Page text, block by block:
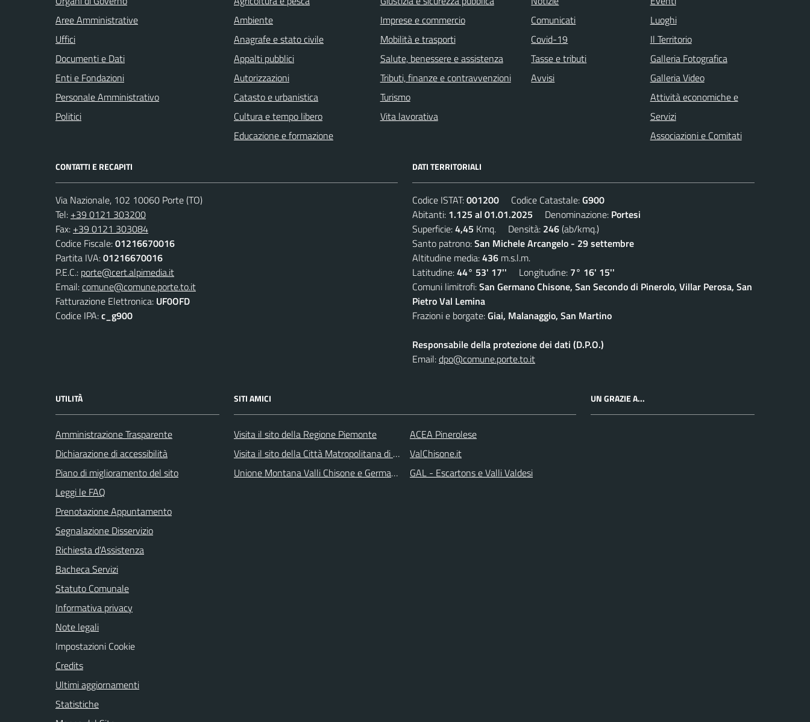
Aree Amministrative
Uffici
Documenti e Dati
Enti e Fondazioni
Personale Amministrativo
Politici
Ambiente
Anagrafe e stato civile
Appalti pubblici
Autorizzazioni
Catasto e urbanistica
Cultura e tempo libero
Educazione e formazione
Imprese e commercio
Mobilità e trasporti
Salute, benessere e assistenza
Tributi, finanze e contravvenzioni
Turismo
Vita lavorativa
Comunicati
Covid-19
Tasse e tributi
Avvisi
Luoghi
Il Territorio
Galleria Fotografica
Galleria Video
Attività economiche e
Servizi
Associazioni e Comitati
CONTATTI E RECAPITI
Via Nazionale, 102 10060 Porte (TO)
Tel: +39 0121 303200
Fax: +39 0121 303084
Codice Fiscale:01216670016
Partita IVA:01216670016
P.E.C.: porte@cert.alpimedia.it
Email:comune@comune.porte.to.it
Fatturazione Elettronica: UF0OFD
Codice IPA:c_g900
DATI TERRITORIALI
Codice ISTAT:001200 Codice Catastale:G900
Abitanti: 1.125 al 01.01.2025 Denominazione: Portesi
Superficie:4,45 Kmq. Densità: 246(ab/kmq.)
Santo patrono:San Michele Arcangelo - 29 settembre
Altitudine media:436 m.s.l.m.
Latitudine:44° 53' 17'' Longitudine: 7° 16' 15''
Comuni limitrofi:San Germano Chisone, San Secondo di Pinerolo, Villar Perosa, San
Pietro Val Lemina
Frazioni e borgate:Giai, Malanaggio, San Martino
Responsabile della protezione dei dati (D.P.O.)
Email:dpo@comune.porte.to.it
UTILITÀ
Amministrazione Trasparente
Dichiarazione di accessibilità
Piano di miglioramento del sito
Leggi le FAQ
Prenotazione Appuntamento
Segnalazione Disservizio
Richiesta d'Assistenza
Bacheca Servizi
Statuto Comunale
Informativa privacy
Note legali
Impostazioni Cookie
Credits
Ultimi aggiornamenti
Statistiche
SITI AMICI
Visita il sito della Regione Piemonte
Visita il sito della Città Matropolitana di Torino
Unione Montana Valli Chisone e Germanasca
ACEA Pinerolese
ValChisone.it
GAL - Escartons e Valli Valdesi
UN GRAZIE A...